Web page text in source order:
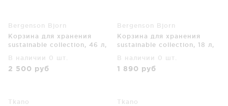
Bergenson Bjorn
Корзина для хранения
sustainable collection, 46 л,
В наличии 0 шт.
2 500 руб
Bergenson Bjorn
Корзина для хранения
sustainable collection, 18 л,
В наличии 0 шт.
1 890 руб
Tkano
Tkano